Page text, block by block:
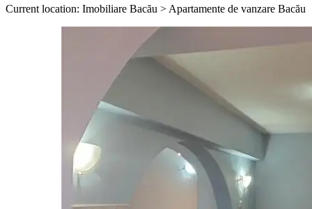
Current location: Imobiliare Bacău > Apartamente de vanzare Bacău